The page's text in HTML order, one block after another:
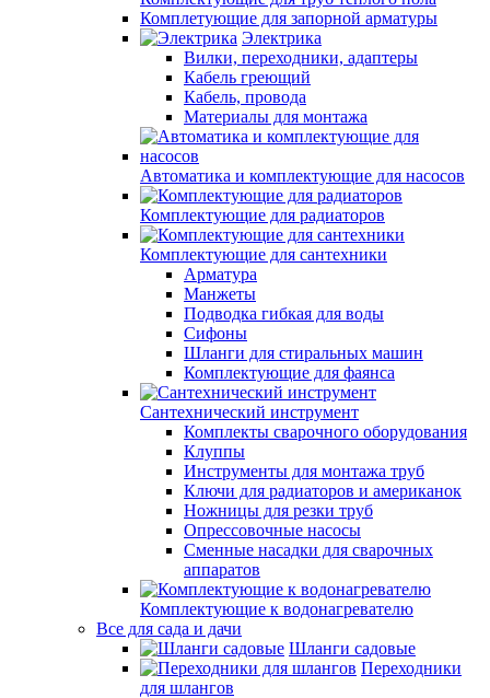
Комплетующие для запорной арматуры
Электрика
Вилки, переходники, адаптеры
Кабель греющий
Кабель, провода
Материалы для монтажа
Автоматика и комплектующие для насосов
Комплектующие для радиаторов
Комплектующие для сантехники
Арматура
Манжеты
Подводка гибкая для воды
Сифоны
Шланги для стиральных машин
Комплектующие для фаянса
Сантехнический инструмент
Комплекты сварочного оборудования
Клуппы
Инструменты для монтажа труб
Ключи для радиаторов и американок
Ножницы для резки труб
Опрессовочные насосы
Сменные насадки для сварочных
аппаратов
Комплектующие к водонагревателю
Все для сада и дачи
Шланги садовые
Переходники
для шлангов